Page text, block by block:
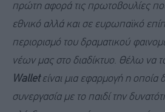
πρώτη αφορά τις πρωτοβουλίες
εθνικό αλλά και σε ευρωπαϊκό
περιορισμό του δραματικού
νέων μας στο διαδίκτυο. Θέλω να
Walletείναι μια εφαρμογή η οποία
συνεργασία με το παιδί την